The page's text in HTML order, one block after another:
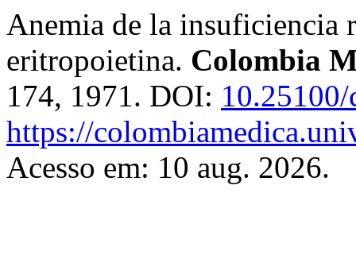
Anemia de la insuficiencia
eritropoietina. Colombia
174, 1971. DOI:
https://
Acesso em: 10 aug. 2026.